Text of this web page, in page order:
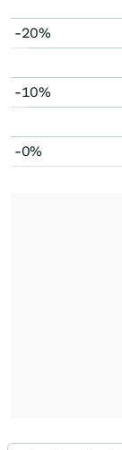
-20%
-10%
-0%